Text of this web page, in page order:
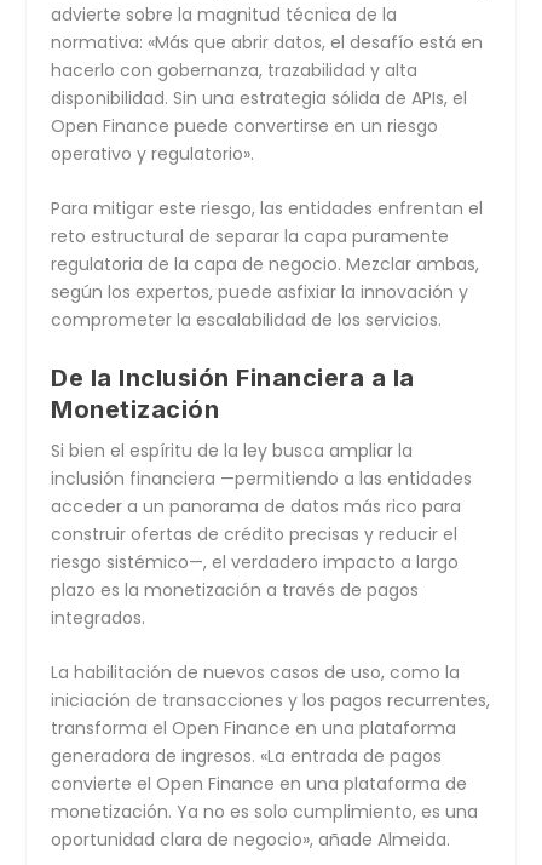
advierte sobre la magnitud técnica de la
normativa:«Más que abrir datos, el desafío está en
hacerlo con gobernanza, trazabilidad y alta
disponibilidad. Sin una estrategia sólida de APIs, el
Open Finance puede convertirse en un riesgo
operativo y regulatorio».
Para mitigar este riesgo, las entidades enfrentan el
reto estructural de separar la capa puramente
regulatoria de la capa de negocio. Mezclar ambas,
según los expertos, puede asfixiar la innovación y
comprometer la escalabilidad de los servicios.
De la Inclusión Financiera a la
Monetización
Si bien el espíritu de la ley busca ampliar la
inclusión financiera —permitiendo a las entidades
acceder a un panorama de datos más rico para
construir ofertas de crédito precisas y reducir el
riesgo sistémico—, el verdadero impacto a largo
plazo es lamonetización a través de pagos
integrados.
La habilitación de nuevos casos de uso, como la
iniciación de transacciones y los pagos recurrentes,
transforma el Open Finance en una plataforma
generadora de ingresos.«La entrada de pagos
convierte el Open Finance en una plataforma de
monetización. Ya no es solo cumplimiento, es una
oportunidad clara de negocio», añade Almeida.